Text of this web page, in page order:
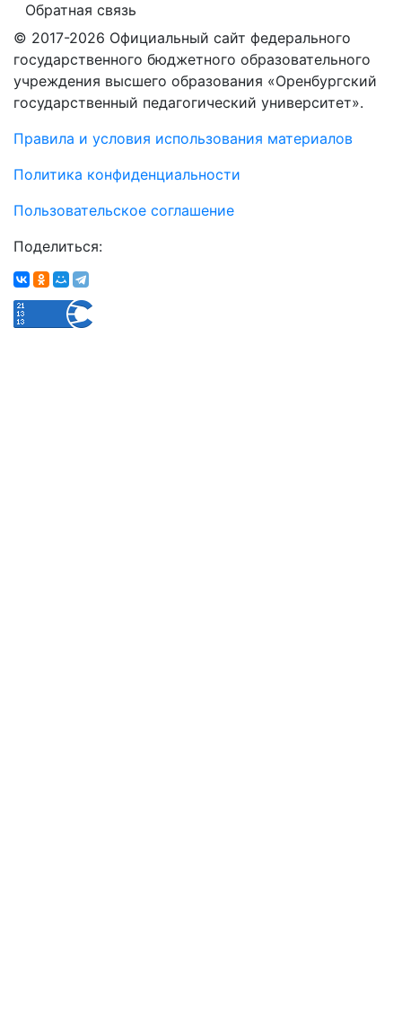
Обратная связь
© 2017-2026 Официальный сайт федерального
государственного бюджетного образовательного
учреждения высшего образования «Оренбургский
государственный педагогический университет».
Правила и условия использования материалов
Политика конфиденциальности
Пользовательское соглашение
Поделиться: